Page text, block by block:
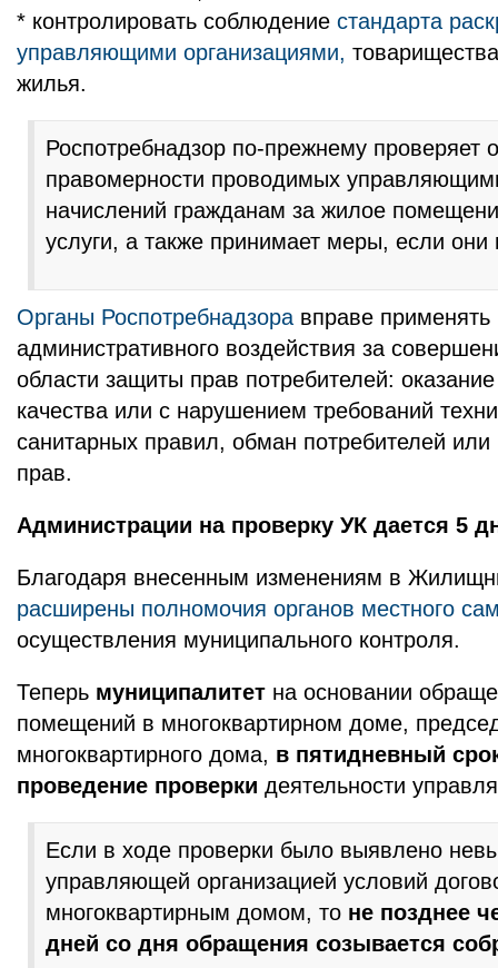
* контролировать соблюдение стандарта
управляющими организациями,
жилья.
Роспотребнадзор по-прежнему проверяет
правомерности проводимых
начислений гражданам за жилое
услуги, а также принимает меры, если
Органы Роспотребнадзора вправе
административного воздействия за
области защиты прав потребителей:
качества или с нарушением требований
санитарных правил, обман потребителей
прав.
Администрации на проверку УК дается 5
Благодаря внесенным изменениям в
расширены полномочия органов местного
осуществления муниципального контроля.
Теперь муниципалитет на основании
помещений в многоквартирном доме,
многоквартирного дома, в пятидневный
проведение проверки деятельности
Если в ходе проверки было выявлено
управляющей организацией условий
многоквартирным домом, то не позднее
дней со дня обращения созывается